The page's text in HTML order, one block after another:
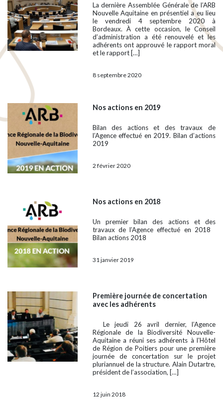
La dernière Assemblée Générale de l’ARB
Nouvelle Aquitaine en présentiel a eu lieu
le vendredi 4 septembre 2020 à
Bordeaux. À cette occasion, le Conseil
d’administration a été renouvelé et les
adhérents ont approuvé le rapport moral
et le rapport […]
8 septembre 2020
Nos actions en 2019
Bilan des actions et des travaux de
l’Agence effectué en 2019. Bilan d’actions
2019
2 février 2020
Nos actions en 2018
Un premier bilan des actions et des
travaux de l’Agence effectué en 2018
Bilan actions 2018
31 janvier 2019
Première journée de concertation
avec les adhérents
Le jeudi 26 avril dernier, l’Agence
Régionale de la Biodiversité Nouvelle-
Aquitaine a réuni ses adhérents à l’Hôtel
de Région de Poitiers pour une première
journée de concertation sur le projet
pluriannuel de la structure. Alain Dutartre,
président de l’association, […]
12 juin 2018